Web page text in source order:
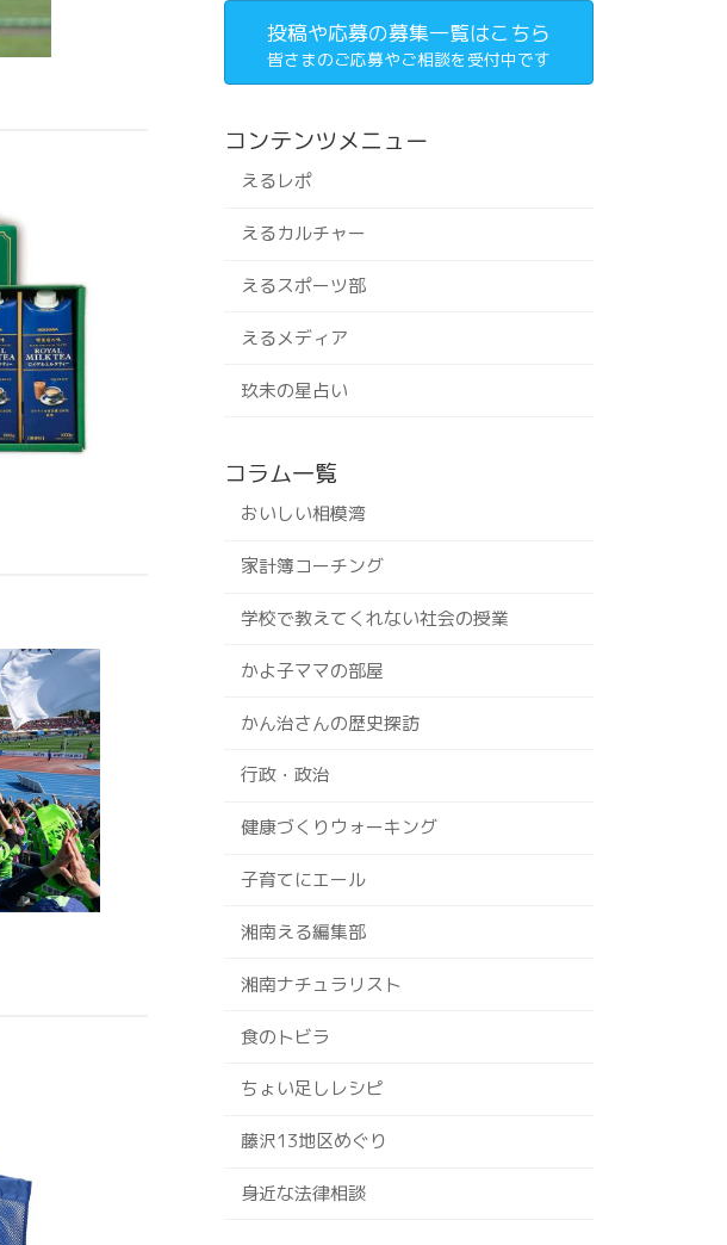
投稿や応募の募集一覧はこちら
皆さまのご応募やご相談を受付中です
コンテンツメニュー
えるレポ
えるカルチャー
えるスポーツ部
えるメディア
玖未の星占い
コラム一覧
おいしい相模湾
家計簿コーチング
学校で教えてくれない社会の授業
かよ子ママの部屋
かん治さんの歴史探訪
行政・政治
健康づくりウォーキング
子育てにエール
湘南える編集部
湘南ナチュラリスト
食のトビラ
ちょい足しレシピ
藤沢13地区めぐり
身近な法律相談